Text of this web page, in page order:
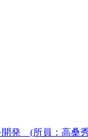
発 (所員：高桑秀